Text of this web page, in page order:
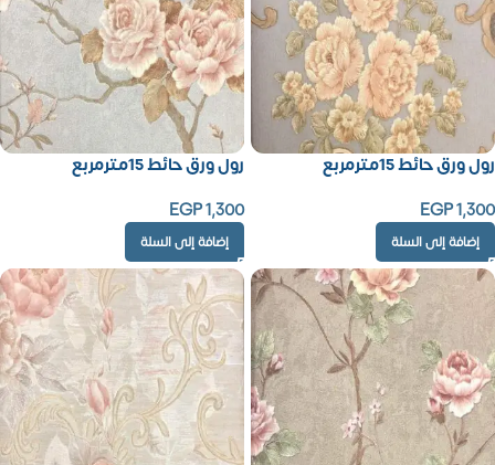
رول ورق حائط 15مترمربع
EGP1,300
إضافة إلى السلة
رول ورق حائط 15مترمربع
EGP1,300
إضافة إلى السلة